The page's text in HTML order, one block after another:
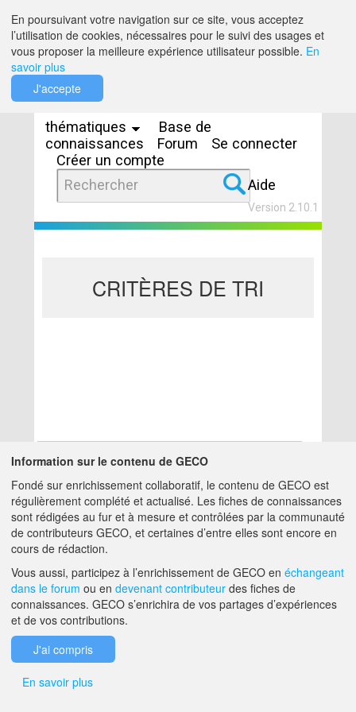
thématiques
Base de
connaissances
Forum
Se connecter
Créer un compte
Aide
Version 2.10.1
CRITÈRES DE TRI
Aucun résultat
A PROPOS DE GECO AIDE
F.A.Q. NOUS CONTACTER
En poursuivant votre navigation sur ce site, vous acceptez
l’utilisation de cookies, nécessaires pour le suivi des usages et
vous proposer la meilleure expérience utilisateur possible. En
savoir plus
J'accepte
Information sur le contenu de GECO
Fondé sur enrichissement collaboratif, le contenu de GECO est
régulièrement complété et actualisé. Les fiches de connaissances
sont rédigées au fur et à mesure et contrôlées par la communauté
de contributeurs GECO, et certaines d’entre elles sont encore en
cours de rédaction.
Vous aussi, participez à l’enrichissement de GECO en échangeant
dans le forum ou en devenant contributeur des fiches de
connaissances. GECO s’enrichira de vos partages d’expériences
et de vos contributions.
J'ai compris
En savoir plus